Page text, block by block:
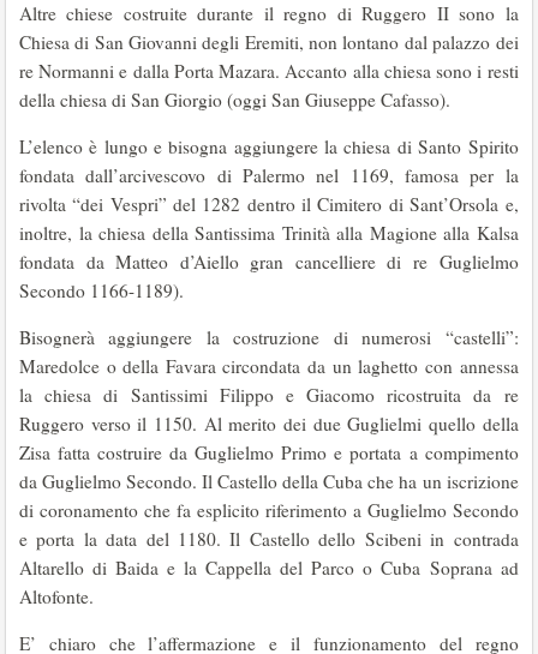
Altre chiese costruite durante il regno di Ruggero II sono la
Chiesa di San Giovanni degli Eremiti, non lontano dal palazzo dei
re Normanni e dalla Porta Mazara. Accanto alla chiesa sono i resti
della chiesa di San Giorgio (oggi San Giuseppe Cafasso).
L’elenco è lungo e bisogna aggiungere la chiesa di Santo Spirito
fondata dall’arcivescovo di Palermo nel 1169, famosa per la
rivolta “dei Vespri” del 1282 dentro il Cimitero di Sant’Orsola e,
inoltre, la chiesa della Santissima Trinità alla Magione alla Kalsa
fondata da Matteo d’Aiello gran cancelliere di re Guglielmo
Secondo 1166-1189).
Bisognerà aggiungere la costruzione di numerosi “castelli”:
Maredolce o della Favara circondata da un laghetto con annessa
la chiesa di Santissimi Filippo e Giacomo ricostruita da re
Ruggero verso il 1150. Al merito dei due Guglielmi quello della
Zisa fatta costruire da Guglielmo Primo e portata a compimento
da Guglielmo Secondo. Il Castello della Cuba che ha un iscrizione
di coronamento che fa esplicito riferimento a Guglielmo Secondo
e porta la data del 1180. Il Castello dello Scibeni in contrada
Altarello di Baida e la Cappella del Parco o Cuba Soprana ad
Altofonte.
E’ chiaro che l’affermazione e il funzionamento del regno